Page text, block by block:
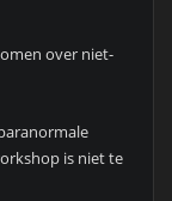
over niet-
is niet te